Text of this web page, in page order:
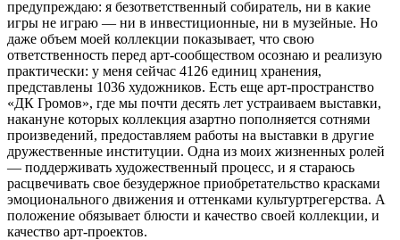
предупреждаю: я безответственный собиратель, ни в какие
игры не играю — ни в инвестиционные, ни в музейные. Но
даже объем моей коллекции показывает, что свою
ответственность перед арт-сообществом осознаю и реализую
практически: у меня сейчас 4126 единиц хранения,
представлены 1036 художников. Есть еще арт-пространство
«ДК Громов», где мы почти десять лет устраиваем выставки,
накануне которых коллекция азартно пополняется сотнями
произведений, предоставляем работы на выставки в другие
дружественные институции. Одна из моих жизненных ролей
— поддерживать художественный процесс, и я стараюсь
расцвечивать свое безудержное приобретательство красками
эмоционального движения и оттенками культуртрегерства. А
положение обязывает блюсти и качество своей коллекции, и
качество арт-проектов.